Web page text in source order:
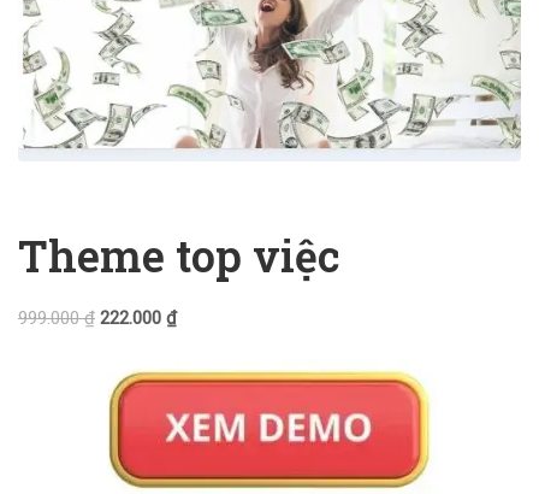
Theme top việc
999.000₫ 222.000 ₫